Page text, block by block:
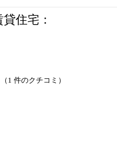
住宅：
1 件のクチコミ）